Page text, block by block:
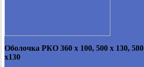
Оболочка РКО 360 х 100, 500 х 130, 580
х130